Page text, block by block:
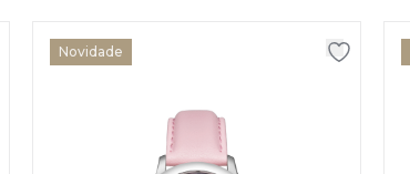
Novidade